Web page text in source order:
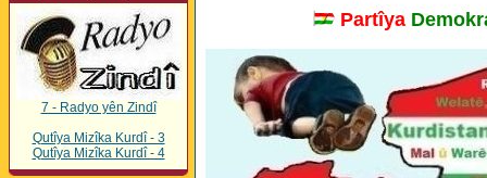
7 - Radyo yên Zindî
Qutîya Mizîka Kurdî - 3
Qutîya Mizîka Kurdî - 4
Partîya